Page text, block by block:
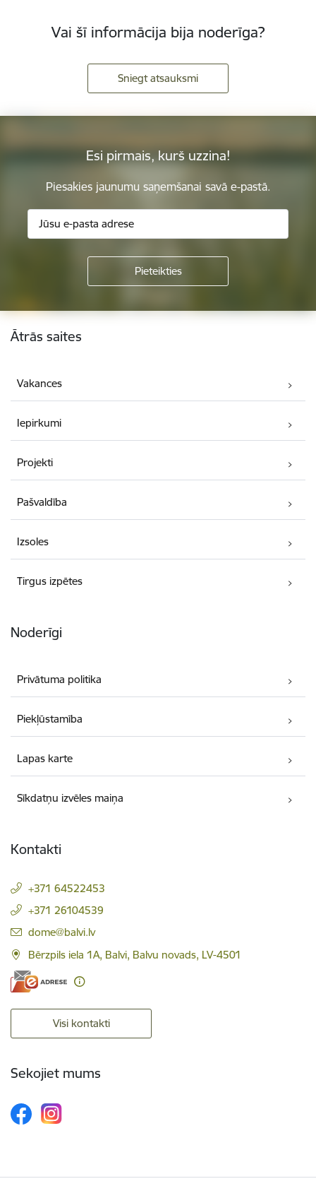
Vai šī informācija bija noderīga?
Sniegt atsauksmi
Esi pirmais, kurš uzzina!
Piesakies jaunumu saņemšanai savā e-pastā.
Kājene
Ātrās saites
Vakances
Iepirkumi
Projekti
Pašvaldība
Izsoles
Tirgus izpētes
Noderīgi
Privātuma politika
Piekļūstamība
Lapas karte
Sīkdatņu izvēles maiņa
Kontakti
+371 64522453
+371 26104539
E-pasts:
dome@balvi.lv
Bērzpils iela 1A, Balvi, Balvu novads, LV-4501
Visi kontakti
Sekojiet mums